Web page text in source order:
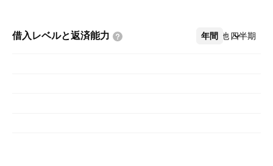
借入レベルと返済能力 年間 四半期
その他